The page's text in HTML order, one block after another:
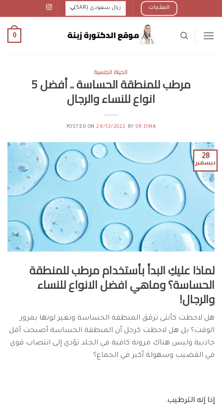
to
المنتجات
0
الحياة الجنسية
مرطب للمنطقة الحساسة .. أفضل 5
انواع للنساء والرجال
POSTED ON28/12/2022 BY DR.DINA
28
ديسمبر
لماذا عليكِ البدأ بأستخدام مرطب للمنطقة
الحساسة؟ وماهي افضل الانواع للنساء
والرجال!
هل لاحظت كأنثى ترقق المنطقة الحساسة وتغير لونها بمرور
الوقت؟ بل هل لاحظت كرجل أن المنطقة الحساسة أصبحت أقل
جاذبية وليس هناك مرونة كافية في الجلد تؤدي إلى انتصاب قوي
في القضيب وسهولة أكبر في الجماع؟
إذا إنه الترطيب.